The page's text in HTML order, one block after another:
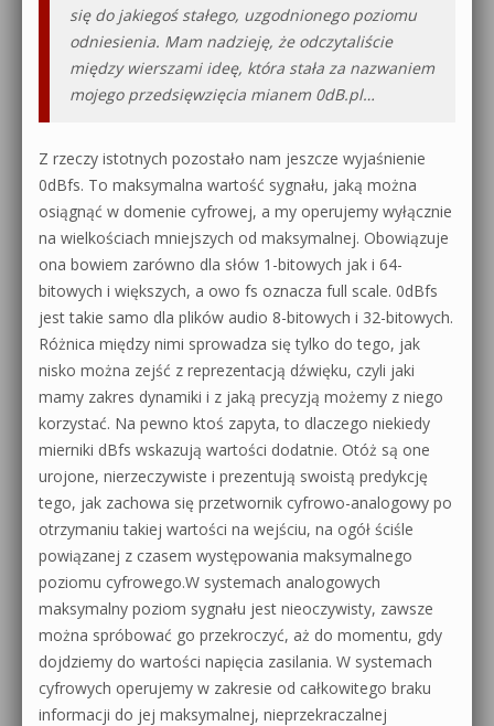
się do jakiegoś stałego, uzgodnionego poziomu
odniesienia. Mam nadzieję, że odczytaliście
między wierszami ideę, która stała za nazwaniem
mojego przedsięwzięcia mianem 0dB.pl…
Z rzeczy istotnych pozostało nam jeszcze wyjaśnienie
0dBfs. To maksymalna wartość sygnału, jaką można
osiągnąć w domenie cyfrowej, a my operujemy wyłącznie
na wielkościach mniejszych od maksymalnej. Obowiązuje
ona bowiem zarówno dla słów 1-bitowych jak i 64-
bitowych i większych, a owo fs oznacza full scale. 0dBfs
jest takie samo dla plików audio 8-bitowych i 32-bitowych.
Różnica między nimi sprowadza się tylko do tego, jak
nisko można zejść z reprezentacją dźwięku, czyli jaki
mamy zakres dynamiki i z jaką precyzją możemy z niego
korzystać. Na pewno ktoś zapyta, to dlaczego niekiedy
mierniki dBfs wskazują wartości dodatnie. Otóż są one
urojone, nierzeczywiste i prezentują swoistą predykcję
tego, jak zachowa się przetwornik cyfrowo-analogowy po
otrzymaniu takiej wartości na wejściu, na ogół ściśle
powiązanej z czasem występowania maksymalnego
poziomu cyfrowego.W systemach analogowych
maksymalny poziom sygnału jest nieoczywisty, zawsze
można spróbować go przekroczyć, aż do momentu, gdy
dojdziemy do wartości napięcia zasilania. W systemach
cyfrowych operujemy w zakresie od całkowitego braku
informacji do jej maksymalnej, nieprzekraczalnej